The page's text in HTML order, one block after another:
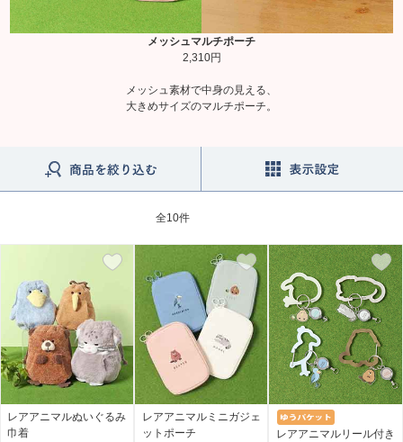
メッシュマルチポーチ
2,310円
メッシュ素材で中身の見える、
大きめサイズのマルチポーチ。
全10件
レアアニマルぬいぐるみ
巾着
レアアニマルミニガジェ
ットポーチ
レアアニマルリール付き